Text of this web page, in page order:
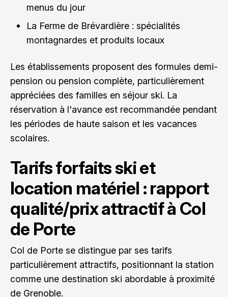
menus du jour
La Ferme de Brévardière : spécialités
montagnardes et produits locaux
Les établissements proposent des formules demi-
pension ou pension complète, particulièrement
appréciées des familles en séjour ski. La
réservation à l'avance est recommandée pendant
les périodes de haute saison et les vacances
scolaires.
Tarifs forfaits ski et
location matériel : rapport
qualité/prix attractif à Col
de Porte
Col de Porte se distingue par ses tarifs
particulièrement attractifs, positionnant la station
comme une destination ski abordable à proximité
de Grenoble.